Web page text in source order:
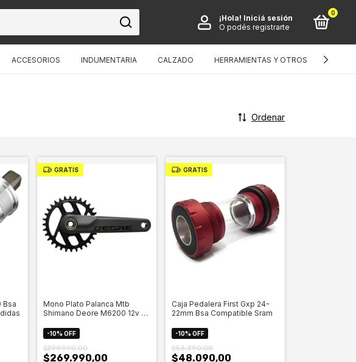
¡Hola! Iniciá sesión
O podés registrarte
0
ACCESORIOS INDUMENTARIA CALZADO HERRAMIENTAS Y OTROS
Ordenar
Bsa
GRATIS
Mono Plato Palanca Mtb
Shimano Deore M6200 12v -
-10% OFF
$269.990,00
$299.990,00
GRATIS
Caja Pedalera First Gxp 24-
22mm Bsa Compatible Sram
-10% OFF
$48.090,00
$53.390,00